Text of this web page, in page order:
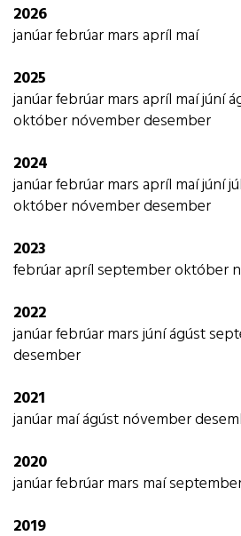
2026
janúarfebrúarmarsapríl maí
2025
janúarfebrúarmarsapríl maíjúní
októbernóvemberdesember
2024
janúarfebrúarmarsapríl maíjúní
októbernóvemberdesember
2023
febrúaraprílseptemberoktóber
2022
janúarfebrúarmarsjúníágúst
desember
2021
janúarmaíágústnóvember
2020
janúarfebrúarmars maí
2019